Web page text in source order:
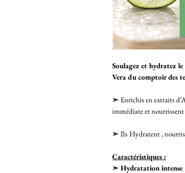
Soulagez et hydratez le
Vera du comptoir des
➣ Enrichis en extraits
immédiate et nourrissent
➣ Ils Hydratent ,
Caractéristiques :
➣ Hydratation intense